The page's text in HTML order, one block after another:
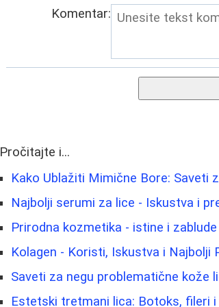
Komentar:
Pročitajte i...
Kako Ublažiti Mimične Bore: Saveti
Najbolji serumi za lice - Iskustva i
Prirodna kozmetika - istine i zablude
Kolagen - Koristi, Iskustva i Najbolji
Saveti za negu problematične kože
Estetski tretmani lica: Botoks, fileri